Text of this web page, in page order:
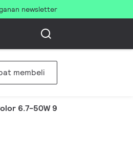
newsletter
membeli
6.7-50W 930 24D